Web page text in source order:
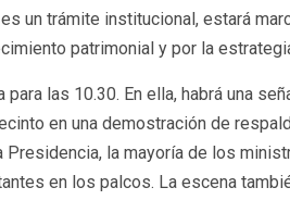
un trámite institucional, estará
patrimonial y por la
las 10.30. En ella, habrá una
en una demostración de
Presidencia, la mayoría de los
en los palcos. La escena